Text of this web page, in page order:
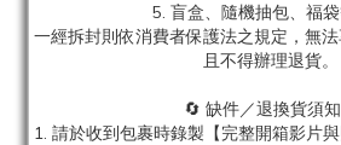
5. 盲盒、隨機抽包、福
一經拆封則依消費者保護法之規定，無
且不得辦理退貨。
🔄 缺件／退換貨須
1. 請於收到包裹時錄製【完整開箱影片